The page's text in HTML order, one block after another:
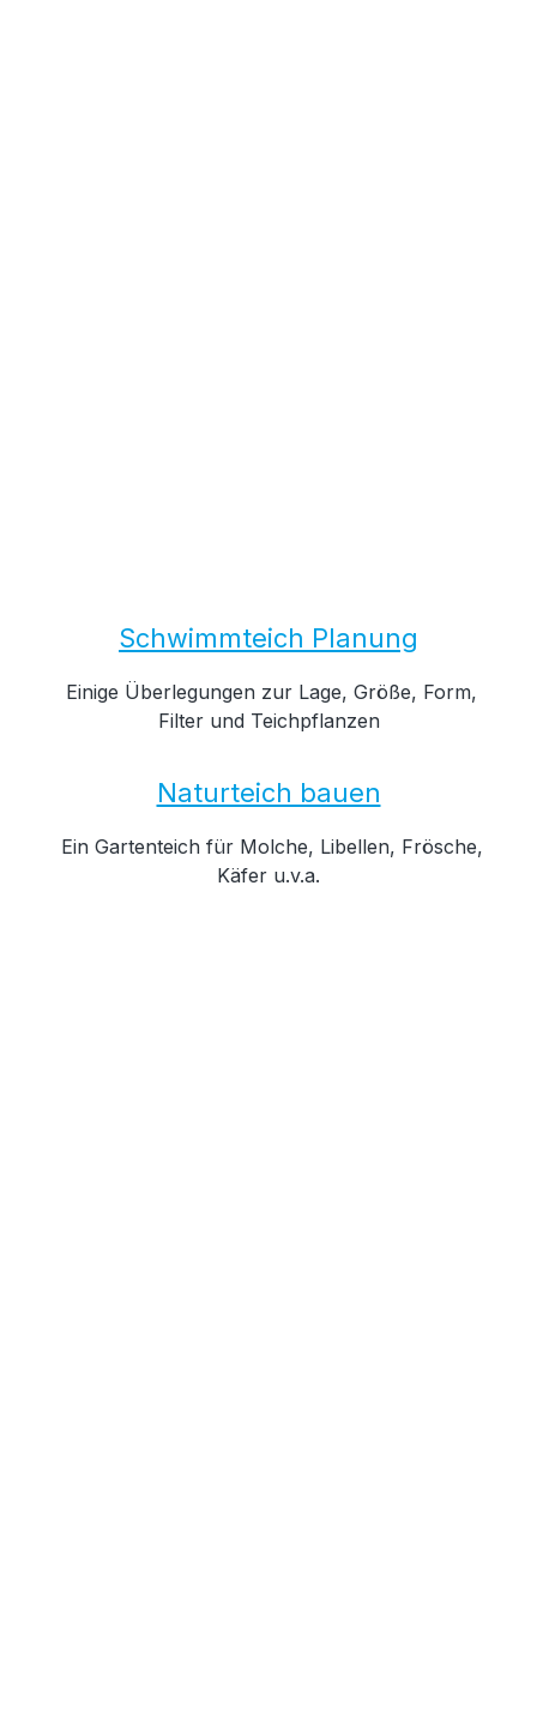
Schwimmteich Planung
Einige Überlegungen zur Lage, Größe, Form,
Filter und Teichpflanzen
Naturteich bauen
Ein Gartenteich für Molche, Libellen, Frösche,
Käfer u.v.a.